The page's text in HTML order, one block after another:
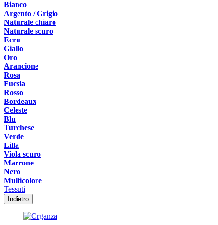
Bianco
Argento / Grigio
Naturale chiaro
Naturale scuro
Ecru
Giallo
Oro
Arancione
Rosa
Fucsia
Rosso
Bordeaux
Celeste
Blu
Turchese
Verde
Lilla
Viola scuro
Marrone
Nero
Multicolore
Tessuti
Indietro